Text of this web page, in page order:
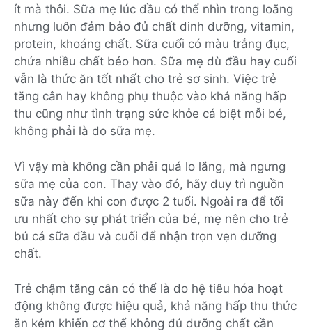
ít mà thôi. Sữa mẹ lúc đầu có thể nhìn trong loãng
nhưng luôn đảm bảo đủ chất dinh dưỡng, vitamin,
protein, khoáng chất. Sữa cuối có màu trắng đục,
chứa nhiều chất béo hơn. Sữa mẹ dù đầu hay cuối
vẫn là thức ăn tốt nhất cho trẻ sơ sinh. Việc trẻ
tăng cân hay không phụ thuộc vào khả năng hấp
thu cũng như tình trạng sức khỏe cá biệt mỗi bé,
không phải là do sữa mẹ.
Vì vậy mà không cần phải quá lo lắng, mà ngưng
sữa mẹ của con. Thay vào đó, hãy duy trì nguồn
sữa này đến khi con được 2 tuổi. Ngoài ra để tối
ưu nhất cho sự phát triển của bé, mẹ nên cho trẻ
bú cả sữa đầu và cuối để nhận trọn vẹn dưỡng
chất.
Trẻ chậm tăng cân có thể là do hệ tiêu hóa hoạt
động không được hiệu quả, khả năng hấp thu thức
ăn kém khiến cơ thể không đủ dưỡng chất cần